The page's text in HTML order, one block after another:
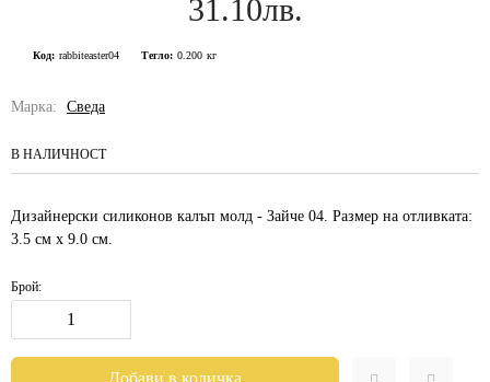
31.10лв.
Код: rabbiteaster04 Тегло: 0.200 кг
Марка: Сведа
В НАЛИЧНОСТ
Дизайнерски силиконов калъп молд - Зайче 04. Размер на отливката:
3.5 см х 9.0 см.
Брой: